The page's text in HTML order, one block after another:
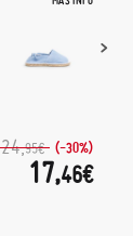
24,95€ (-30%)
17,46€